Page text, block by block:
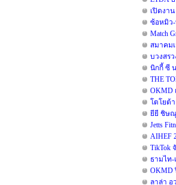
เปิดงา
ซ้อหมิว-
Match
สมาคม
บวงสร
นิกกี้ ซี
THE
OKMD
โตโยต้า
ยียี ชิษณุ
Jetts
AIHEF
TikTok
ธามไท-
OKMD
ลาล่า อ